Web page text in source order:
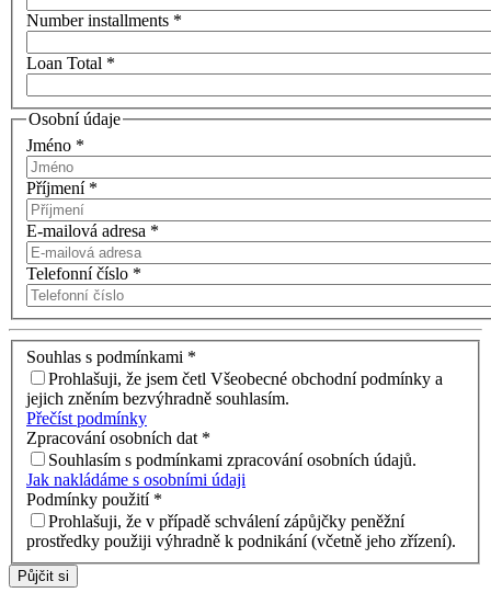
Number installments *
Loan Total *
Osobní údaje
Jméno *
Příjmení *
E-mailová adresa *
Telefonní číslo *
Souhlas s podmínkami *
Prohlašuji, že jsem četl Všeobecné obchodní podmínky a
jejich zněním bezvýhradně souhlasím.
Přečíst podmínky
Zpracování osobních dat *
Souhlasím s podmínkami zpracování osobních údajů.
Jak nakládáme s osobními údaji
Podmínky použití *
Prohlašuji, že v případě schválení zápůjčky peněžní
prostředky použiji výhradně k podnikání (včetně jeho zřízení).
Půjčit si